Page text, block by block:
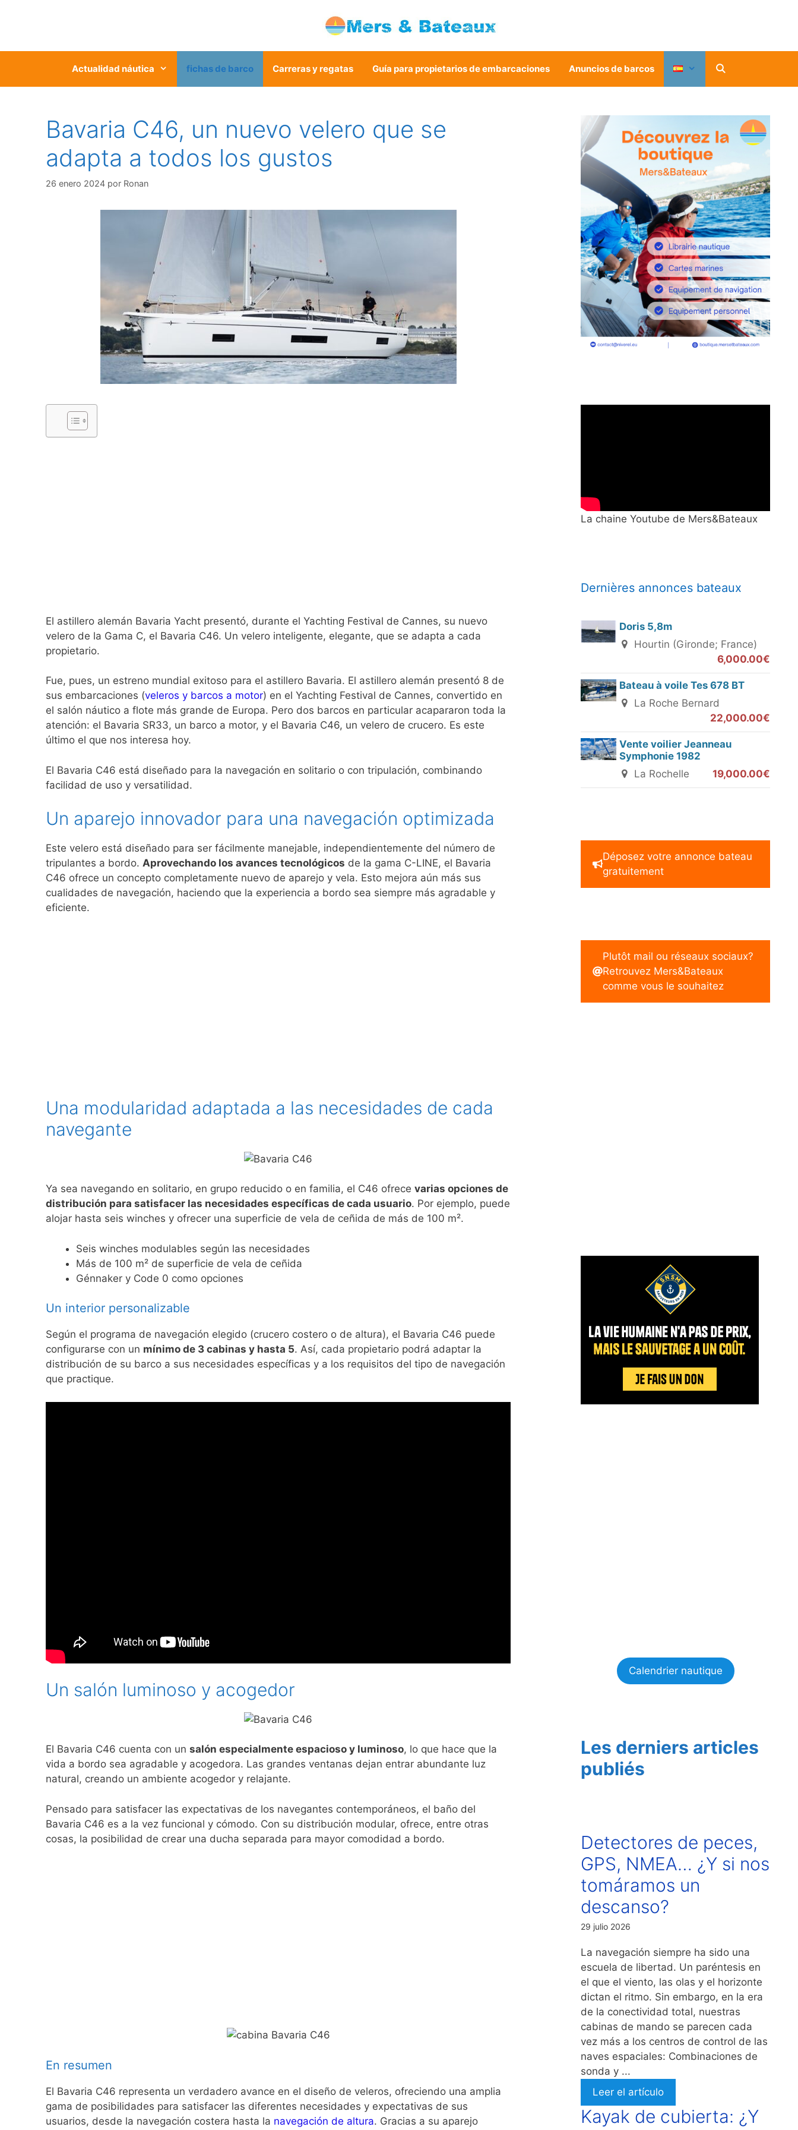
Actualidad náutica fichas de barco Carreras y regatas Guía para propietarios de embarcaciones Anuncios de barcos
Bavaria C46, un nuevo velero que se
adapta a todos los gustos
26 enero 2024 por Ronan
El astillero alemán Bavaria Yacht presentó, durante el Yachting Festival de Cannes, su nuevo
velero de la Gama C, el Bavaria C46. Un velero inteligente, elegante, que se adapta a cada
propietario.
Fue, pues, un estreno mundial exitoso para el astillero Bavaria. El astillero alemán presentó 8 de
sus embarcaciones (veleros y barcos a motor) en el Yachting Festival de Cannes, convertido en
el salón náutico a flote más grande de Europa. Pero dos barcos en particular acapararon toda la
atención: el Bavaria SR33, un barco a motor, y el Bavaria C46, un velero de crucero. Es este
último el que nos interesa hoy.
El Bavaria C46 está diseñado para la navegación en solitario o con tripulación, combinando
facilidad de uso y versatilidad.
Un aparejo innovador para una navegación optimizada
Este velero está diseñado para ser fácilmente manejable, independientemente del número de
tripulantes a bordo. Aprovechando los avances tecnológicos de la gama C-LINE, el Bavaria
C46 ofrece un concepto completamente nuevo de aparejo y vela. Esto mejora aún más sus
cualidades de navegación, haciendo que la experiencia a bordo sea siempre más agradable y
eficiente.
Una modularidad adaptada a las necesidades de cada
navegante
Ya sea navegando en solitario, en grupo reducido o en familia, el C46 ofrece varias opciones de
distribución para satisfacer las necesidades específicas de cada usuario. Por ejemplo, puede
alojar hasta seis winches y ofrecer una superficie de vela de ceñida de más de 100 m².
Seis winches modulables según las necesidades
Más de 100 m² de superficie de vela de ceñida
Génnaker y Code 0 como opciones
Un interior personalizable
Según el programa de navegación elegido (crucero costero o de altura), el Bavaria C46 puede
configurarse con un mínimo de 3 cabinas y hasta 5. Así, cada propietario podrá adaptar la
distribución de su barco a sus necesidades específicas y a los requisitos del tipo de navegación
que practique.
Un salón luminoso y acogedor
El Bavaria C46 cuenta con un salón especialmente espacioso y luminoso, lo que hace que la
vida a bordo sea agradable y acogedora. Las grandes ventanas dejan entrar abundante luz
natural, creando un ambiente acogedor y relajante.
Pensado para satisfacer las expectativas de los navegantes contemporáneos, el baño del
Bavaria C46 es a la vez funcional y cómodo. Con su distribución modular, ofrece, entre otras
cosas, la posibilidad de crear una ducha separada para mayor comodidad a bordo.
En resumen
El Bavaria C46 representa un verdadero avance en el diseño de veleros, ofreciendo una amplia
gama de posibilidades para satisfacer las diferentes necesidades y expectativas de sus
usuarios, desde la navegación costera hasta la navegación de altura. Gracias a su aparejo
La chaine Youtube de Mers&Bateaux
Dernières annonces bateaux
Doris 5,8m
Hourtin (Gironde; France)
6,000.00€
Bateau à voile Tes 678 BT
La Roche Bernard
22,000.00€
Vente voilier Jeanneau
Symphonie 1982
La Rochelle
19,000.00€
Déposez votre annonce bateau
gratuitement
Plutôt mail ou réseaux sociaux?
Retrouvez Mers&Bateaux
comme vous le souhaitez
Calendrier nautique
Les derniers articles
publiés
Detectores de peces,
GPS, NMEA… ¿Y si nos
tomáramos un
descanso?
29 julio 2026
La navegación siempre ha sido una
escuela de libertad. Un paréntesis en
el que el viento, las olas y el horizonte
dictan el ritmo. Sin embargo, en la era
de la conectividad total, nuestras
cabinas de mando se parecen cada
vez más a los centros de control de las
naves espaciales: Combinaciones de
sonda y ...
Leer el artículo
Kayak de cubierta: ¿Y